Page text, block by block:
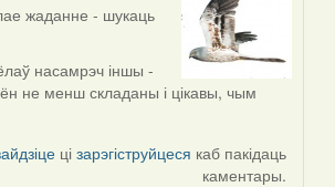
жаданне - шукаць
насамрэч іншы -
не менш складаны і цікавы, чым
цізарэгіструйцеся каб пакідаць
каментары.